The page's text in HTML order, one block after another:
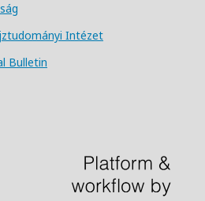
ság
Intézet
Bulletin